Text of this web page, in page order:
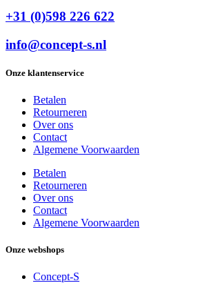
+31 (0)598 226 622
info@concept-s.nl
Onze klantenservice
Betalen
Retourneren
Over ons
Contact
Algemene Voorwaarden
Betalen
Retourneren
Over ons
Contact
Algemene Voorwaarden
Onze webshops
Concept-S